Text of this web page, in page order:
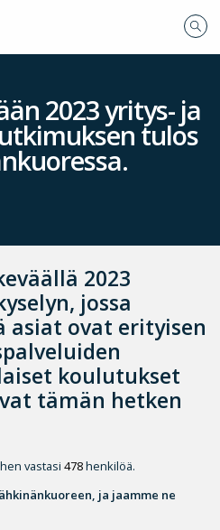
2023 yritys- ja
tulos
2023
jossa
ovat erityisen
koulutukset
tämän hetken
vastasi 478henkilöä.
ja jaamme ne